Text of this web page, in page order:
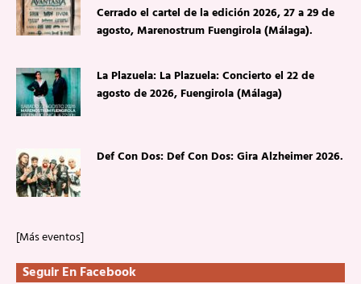
Cerrado el cartel de la edición 2026, 27 a 29 de
agosto, Marenostrum Fuengirola (Málaga).
La Plazuela: La Plazuela: Concierto el 22 de
agosto de 2026, Fuengirola (Málaga)
Def Con Dos: Def Con Dos: Gira Alzheimer 2026.
[Más eventos]
Seguir En Facebook